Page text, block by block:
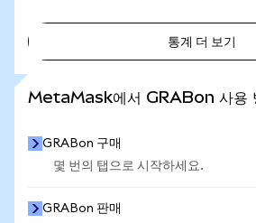
통계 더 보기
MetaMask에서 GRABon 사용
GRABon 구매
몇 번의 탭으로 시작하세요.
GRABon 판매